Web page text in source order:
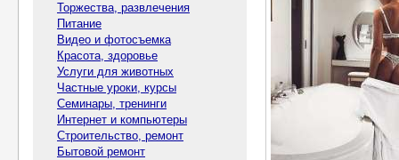
Торжества, развлечения
Питание
Видео и фотосъемка
Красота, здоровье
Услуги для животных
Частные уроки, курсы
Семинары, тренинги
Интернет и компьютеры
Строительство, ремонт
Бытовой ремонт